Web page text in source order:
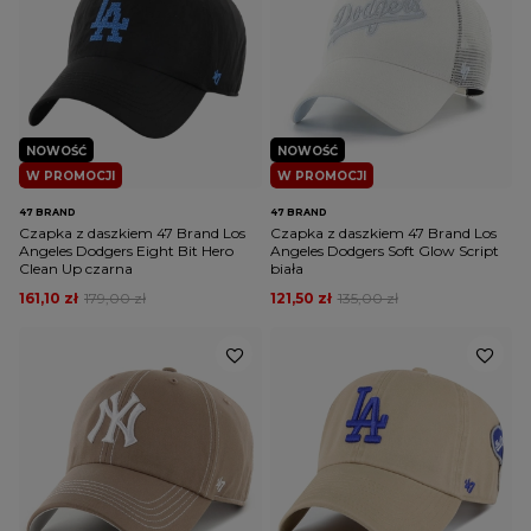
W PROMOCJI
NOWOŚĆ
47 BRAND
Czapka z daszkiem 47 Brand Los
Angeles Dodgers Eight Bit Hero
Clean Up czarna
179,00 zł
161,10 zł
W PROMOCJI
NOWOŚĆ
47 BRAND
Czapka z daszkiem 47 Brand Los
Angeles Dodgers Soft Glow Script
biała
135,00 zł
121,50 zł